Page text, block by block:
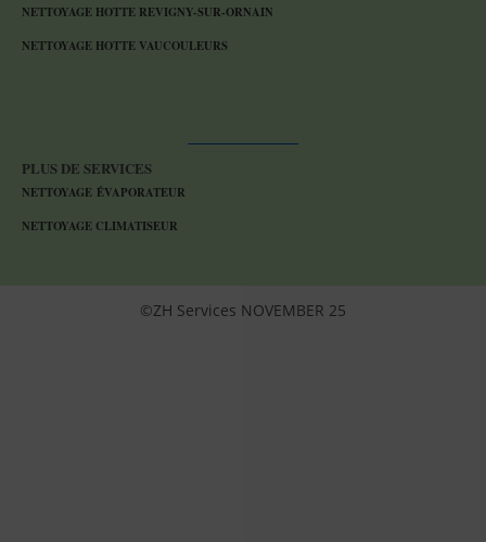
NETTOYAGE HOTTE REVIGNY-SUR-ORNAIN
NETTOYAGE HOTTE VAUCOULEURS
PLUS DE SERVICES
NETTOYAGE ÉVAPORATEUR
NETTOYAGE CLIMATISEUR
©ZH Services NOVEMBER 25